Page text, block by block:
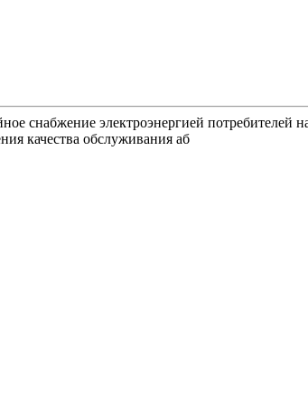
снабжение электроэнергией
качества обслуживания аб